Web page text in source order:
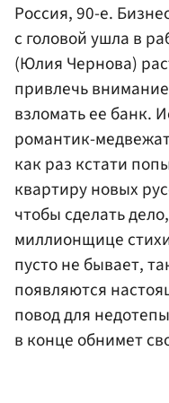
Россия, 90-е.
с головой ушла в
(Юлия Чернова)
привлечь
взломать ее банк.
романтик-
как раз кстати
квартиру новых
чтобы сделать
миллионщице
пусто не бывает,
появляются
повод для
в конце обнимет